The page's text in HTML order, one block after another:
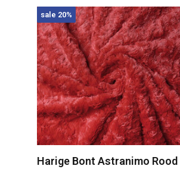
sale 20%
Harige Bont Astranimo Rood